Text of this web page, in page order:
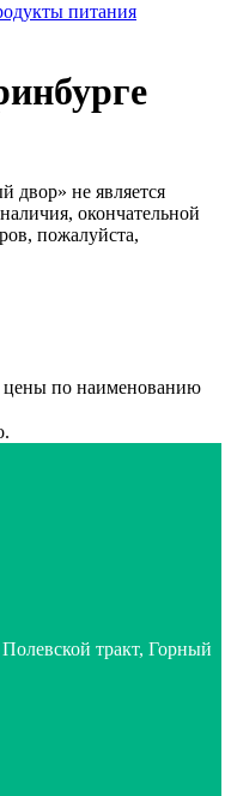
питания
двор» не является
окончательной
пожалуйста,
цены по наименованию
тракт, Горный